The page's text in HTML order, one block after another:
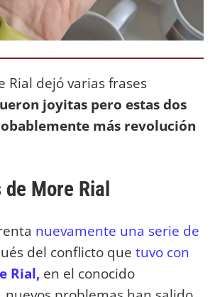
Rial dejó varias frases
joyitas pero estas dos
más revolución
de More Rial
nuevamente una serie de
del conflicto que tuvo con
Rial, en el conocido